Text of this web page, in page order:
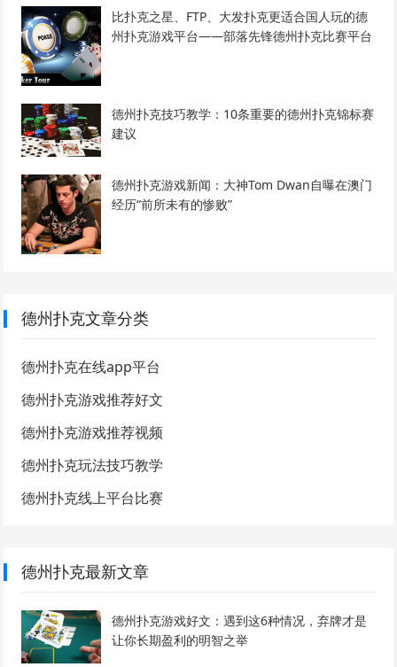
比扑克之星、FTP、大发扑克更适合国人玩的德
州扑克游戏平台——部落先锋德州扑克比赛平台
德州扑克技巧教学：10条重要的德州扑克锦标赛
建议
德州扑克游戏新闻：大神Tom Dwan自曝在澳门
经历“前所未有的惨败”
德州扑克文章分类
德州扑克在线app平台
德州扑克游戏推荐好文
德州扑克游戏推荐视频
德州扑克玩法技巧教学
德州扑克线上平台比赛
德州扑克最新文章
德州扑克游戏好文：遇到这6种情况，弃牌才是
让你长期盈利的明智之举